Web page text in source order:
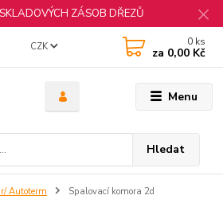
ZÁSOB DŘEZŮ
Menu
CZK
Hledat
0 ks
za 0,00 Kč
Autoterm Spalovací komora 2d